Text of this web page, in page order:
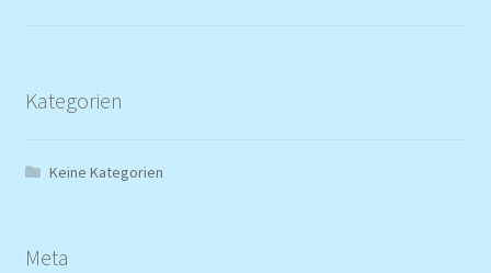
Kategorien
Keine Kategorien
Meta